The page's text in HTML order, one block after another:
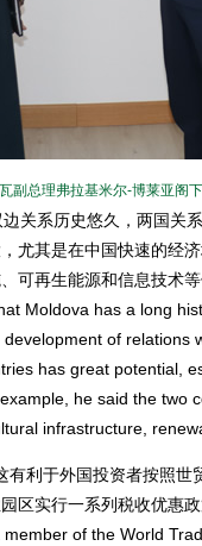
副总理弗拉基米尔-博莱亚阁
关系历史悠久，两国关
尤其是在中国快速的经
可再生能源和信息技术等
Moldova has a long
of
has great potential,
he said the
infrastructure,
利于外国投资者按照
区实行一系列税收优惠
of the World